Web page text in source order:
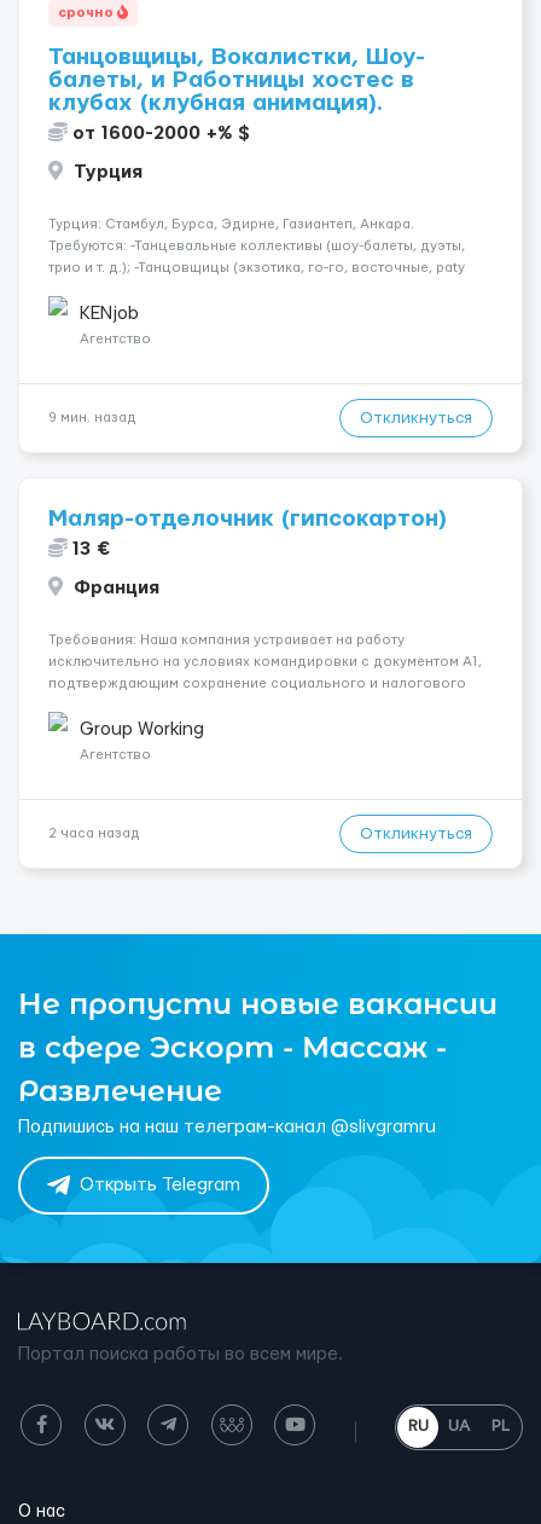
срочно
Танцовщицы, Вокалистки, Шоу-
балеты, и Работницы хостес в
клубах (клубная анимация).
от 1600-2000 +% $
Турция
Турция: Стамбул, Бурса, Эдирне, Газиантеп, Анкара.
Требуются: -Танцевальные коллективы (шоу-балеты, дуэты,
трио и т. д.); -Танцовщицы (экзотика, го-го, восточные, paty
языках); -Гимнастки; -Работницы хостесc в кл...
KENjob
Агентство
9 мин. назад Откликнуться
Маляр-отделочник (гипсокартон)
13 €
Франция
Требования: Наша компания устраивает на работу
исключительно на условиях командировки с документом A1,
подтверждающим сохранение социального и налогового
A1 могут получить граждане стран с упрощенным доступом к
рынку труда ЕС (Укра...
Group Working
Агентство
2 часа назад Откликнуться
Не пропусти новые вакансии
в сфере Эскорт - Массаж -
Развлечение
Подпишись на наш телеграм-канал @slivgramru
Открыть Telegram
Портал поиска работы во всем мире.
RU UA PL
О нас